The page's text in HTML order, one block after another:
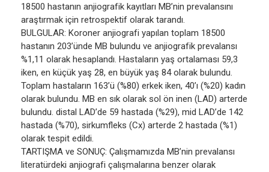
18500 hastanın anjiografik kayıtları MB’nin prevalansını
araştırmak için retrospektif olarak tarandı.
BULGULAR: Koroner anjiografi yapılan toplam 18500
hastanın 203’ünde MB bulundu ve anjiografik prevalansı
%1,11 olarak hesaplandı. Hastaların yaş ortalaması 59,3
iken, en küçük yaş 28, en büyük yaş 84 olarak bulundu.
Toplam hastaların 163’ü (%80) erkek iken, 40’ı (%20) kadın
olarak bulundu. MB en sık olarak sol ön inen (LAD) arterde
bulundu. distal LAD’de 59 hastada (%29), mid LAD’de 142
hastada (%70), sirkumfleks (Cx) arterde 2 hastada (%1)
olarak tespit edildi.
TARTIŞMA ve SONUÇ: Çalışmamızda MB’nin prevalansı
literatürdeki anjiografi çalışmalarına benzer olarak